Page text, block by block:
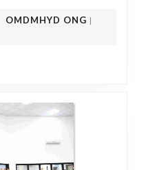
OMDMHYD ONGOMDMHYD ONG
|